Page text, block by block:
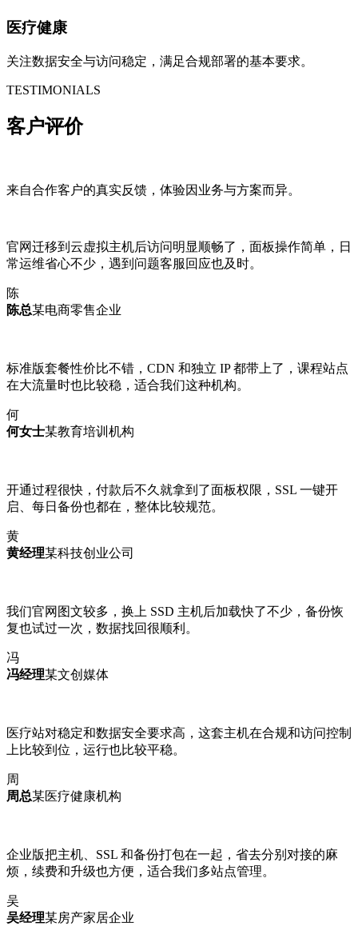
医疗健康
关注数据安全与访问稳定，满足合规部署的基本要求。
TESTIMONIALS
客户评价
来自合作客户的真实反馈，体验因业务与方案而异。
官网迁移到云虚拟主机后访问明显顺畅了，面板操作简单，日
常运维省心不少，遇到问题客服回应也及时。
陈
陈总某电商零售企业
标准版套餐性价比不错，CDN 和独立 IP 都带上了，课程站点
在大流量时也比较稳，适合我们这种机构。
何
何女士某教育培训机构
开通过程很快，付款后不久就拿到了面板权限，SSL 一键开
启、每日备份也都在，整体比较规范。
黄
黄经理某科技创业公司
我们官网图文较多，换上 SSD 主机后加载快了不少，备份恢
复也试过一次，数据找回很顺利。
冯
冯经理某文创媒体
医疗站对稳定和数据安全要求高，这套主机在合规和访问控制
上比较到位，运行也比较平稳。
周
周总某医疗健康机构
企业版把主机、SSL 和备份打包在一起，省去分别对接的麻
烦，续费和升级也方便，适合我们多站点管理。
吴
吴经理某房产家居企业